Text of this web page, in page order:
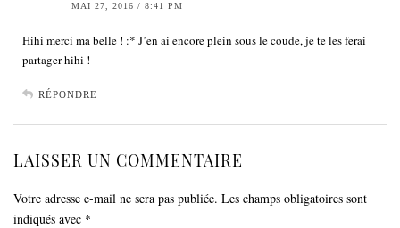
MAI 27, 2016 / 8:41 PM
Hihi merci ma belle ! :* J’en ai encore plein sous le coude, je te les ferai
partager hihi !
RÉPONDRE
LAISSER UN COMMENTAIRE
Votre adresse e-mail ne sera pas publiée. Les champs obligatoires sont
indiqués avec *